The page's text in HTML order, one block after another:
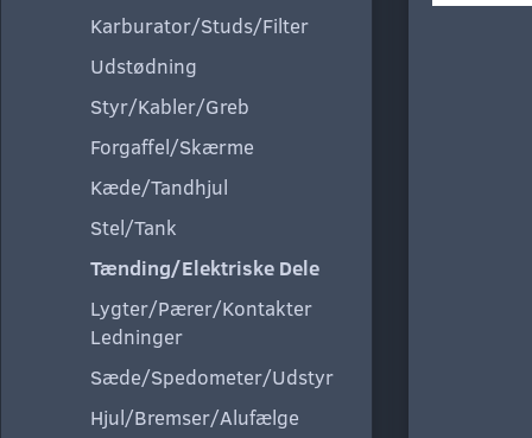
Karburator/Studs/Filter
Udstødning
Styr/Kabler/Greb
Forgaffel/Skærme
Kæde/Tandhjul
Stel/Tank
Tænding/Elektriske Dele
Lygter/Pærer/Kontakter
Ledninger
Sæde/Spedometer/Udstyr
Hjul/Bremser/Alufælge